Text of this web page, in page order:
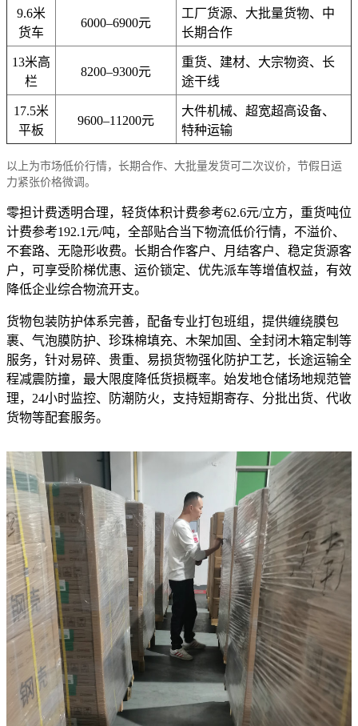
9.6米
货车
6000–6900元
工厂货源、大批量货物、中
长期合作
13米高
栏
8200–9300元
重货、建材、大宗物资、长
途干线
17.5米
平板
9600–11200元
大件机械、超宽超高设备、
特种运输
以上为市场低价行情，长期合作、大批量发货可二次议价，节假日运
力紧张价格微调。
零担计费透明合理，轻货体积计费参考62.6元/立方，重货吨位
计费参考192.1元/吨，全部贴合当下物流低价行情，不溢价、
不套路、无隐形收费。长期合作客户、月结客户、稳定货源客
户，可享受阶梯优惠、运价锁定、优先派车等增值权益，有效
降低企业综合物流开支。
货物包装防护体系完善，配备专业打包班组，提供缠绕膜包
裹、气泡膜防护、珍珠棉填充、木架加固、全封闭木箱定制等
服务，针对易碎、贵重、易损货物强化防护工艺，长途运输全
程减震防撞，最大限度降低货损概率。始发地仓储场地规范管
理，24小时监控、防潮防火，支持短期寄存、分批出货、代收
货物等配套服务。